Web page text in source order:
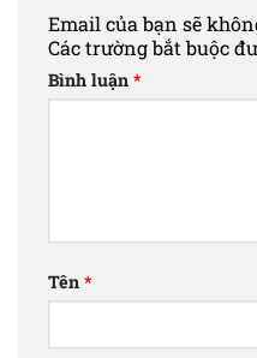
Email của bạn sẽ
Các trường bắt buộc
Bình luận *
Tên *